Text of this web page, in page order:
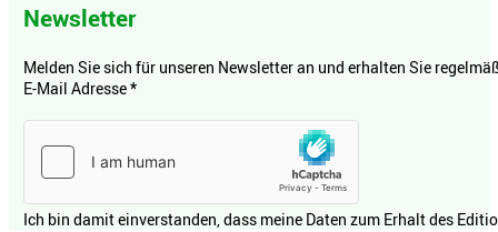
Newsletter
Melden Sie sich für unseren Newsletter an und erhalten Sie
E-Mail Adresse*
Ich bin damit einverstanden, dass meine Daten zum Erhalt des